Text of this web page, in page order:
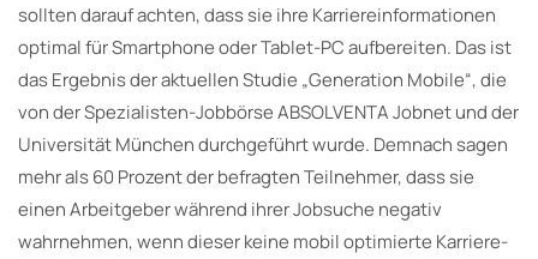
sollten darauf achten, dass sie ihre Karriereinformationen
optimal für Smartphone oder Tablet-PC aufbereiten. Das ist
das Ergebnis der aktuellen Studie „Generation Mobile“, die
von der Spezialisten-Jobbörse ABSOLVENTA Jobnet und der
Universität München durchgeführt wurde. Demnach sagen
mehr als 60 Prozent der befragten Teilnehmer, dass sie
einen Arbeitgeber während ihrer Jobsuche negativ
wahrnehmen, wenn dieser keine mobil optimierte Karriere-